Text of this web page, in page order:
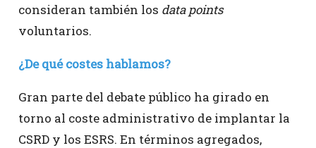
consideran también los data points
voluntarios.
¿De qué costes hablamos?
Gran parte del debate público ha girado en
torno al coste administrativo de implantar la
CSRD y los ESRS. En términos agregados,